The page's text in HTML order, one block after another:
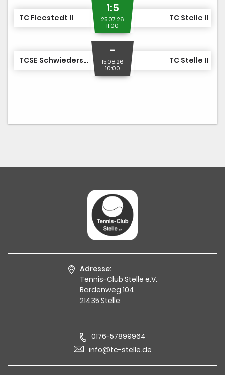
TC Fleestedt II
1:5
25.07.26
11:00
TC Stelle II
TCSE Schwiederstorf
-
15.08.26
10:00
TC Stelle II
Adresse:
Tennis-Club Stelle e.V.
Bardenweg 104
21435 Stelle
0176-57899964
info@tc-stelle.de